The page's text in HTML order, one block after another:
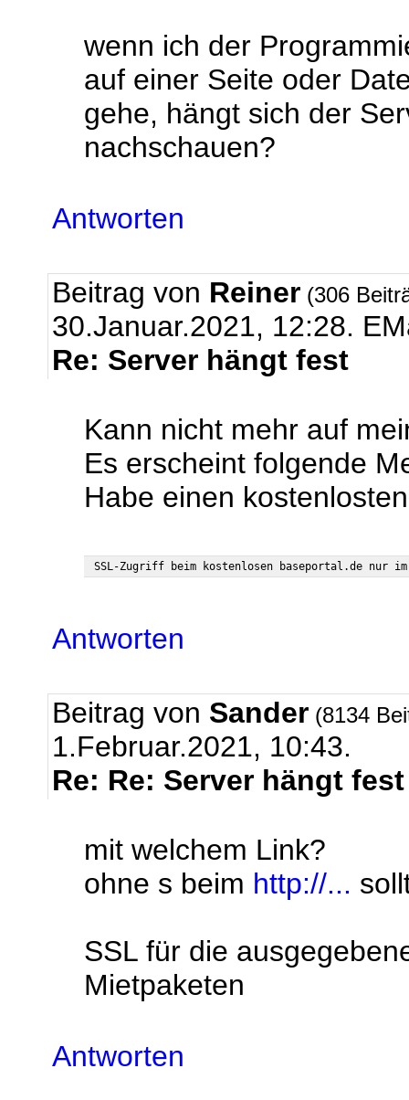
wenn ich der
auf einer Seite oder
gehe, hängt sich der
nachschauen?
Antworten
Beitrag von Reiner (306
30.Januar.2021, 12:28.
Re: Server hängt fest
Kann nicht mehr auf
Es erscheint folgende
Habe einen
Antworten
Beitrag von Sander (8134
1.Februar.2021, 10:43.
Re: Re: Server hängt fest
mit welchem Link?
ohne s beim http://...
SSL für die
Mietpaketen
Antworten